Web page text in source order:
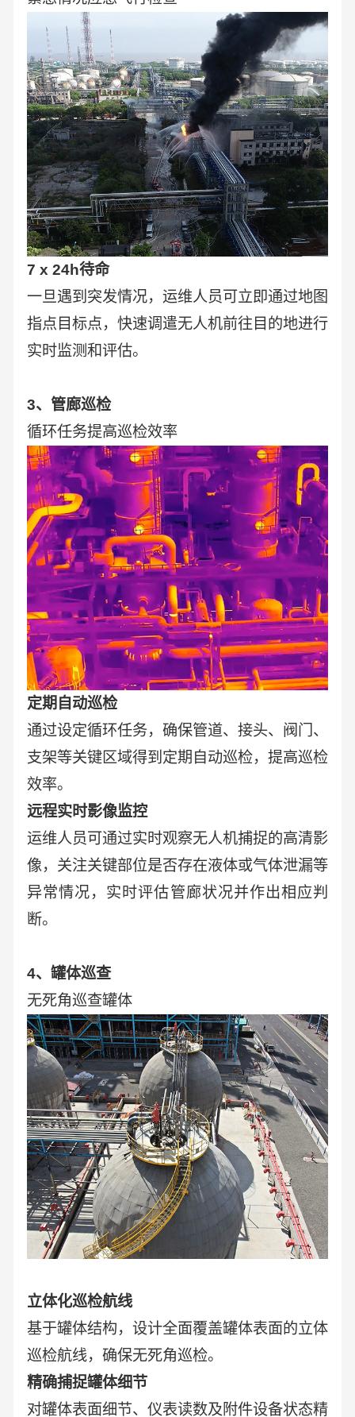
7 x 24h待命
一旦遇到突发情况，运维人员可立即通过地图
指点目标点，快速调遣无人机前往目的地进行
实时监测和评估。
3、管廊巡检
循环任务提高巡检效率
定期自动巡检
通过设定循环任务，确保管道、接头、阀门、
支架等关键区域得到定期自动巡检，提高巡检
效率。
远程实时影像监控
运维人员可通过实时观察无人机捕捉的高清影
像，关注关键部位是否存在液体或气体泄漏等
异常情况，实时评估管廊状况并作出相应判
断。
4、罐体巡查
无死角巡查罐体
立体化巡检航线
基于罐体结构，设计全面覆盖罐体表面的立体
巡检航线，确保无死角巡检。
精确捕捉罐体细节
对罐体表面细节、仪表读数及附件设备状态精